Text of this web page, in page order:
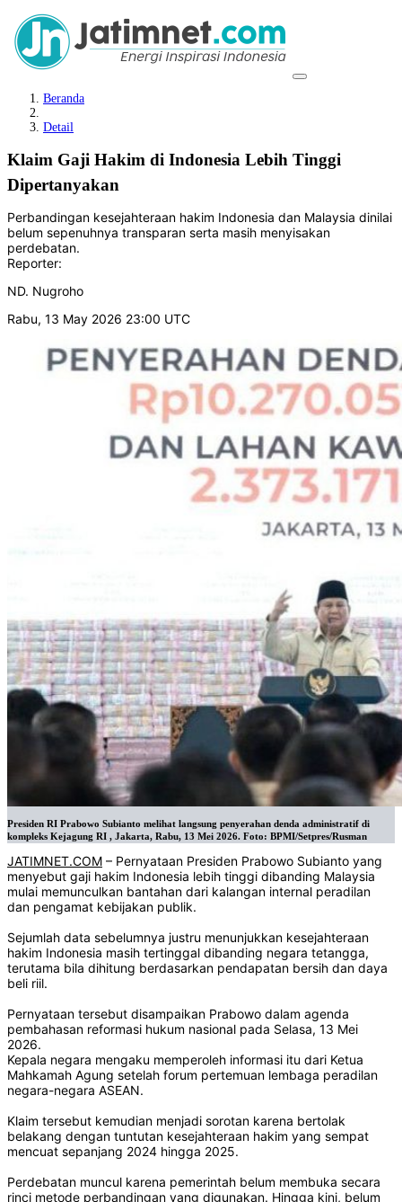
Beranda
Detail
Klaim Gaji Hakim di Indonesia Lebih Tinggi
Dipertanyakan
Perbandingan kesejahteraan hakim Indonesia dan Malaysia dinilai
belum sepenuhnya transparan serta masih menyisakan
perdebatan.
Reporter:
ND. Nugroho
Rabu, 13 May 2026 23:00 UTC
Presiden RI Prabowo Subianto melihat langsung penyerahan denda administratif di
kompleks Kejagung RI , Jakarta, Rabu, 13 Mei 2026. Foto: BPMI/Setpres/Rusman
JATIMNET.COM – Pernyataan Presiden Prabowo Subianto yang
menyebut gaji hakim Indonesia lebih tinggi dibanding Malaysia
mulai memunculkan bantahan dari kalangan internal peradilan
dan pengamat kebijakan publik.
Sejumlah data sebelumnya justru menunjukkan kesejahteraan
hakim Indonesia masih tertinggal dibanding negara tetangga,
terutama bila dihitung berdasarkan pendapatan bersih dan daya
beli riil.
Pernyataan tersebut disampaikan Prabowo dalam agenda
pembahasan reformasi hukum nasional pada Selasa, 13 Mei
2026.
Kepala negara mengaku memperoleh informasi itu dari Ketua
Mahkamah Agung setelah forum pertemuan lembaga peradilan
negara-negara ASEAN.
Klaim tersebut kemudian menjadi sorotan karena bertolak
belakang dengan tuntutan kesejahteraan hakim yang sempat
mencuat sepanjang 2024 hingga 2025.
Perdebatan muncul karena pemerintah belum membuka secara
rinci metode perbandingan yang digunakan. Hingga kini, belum